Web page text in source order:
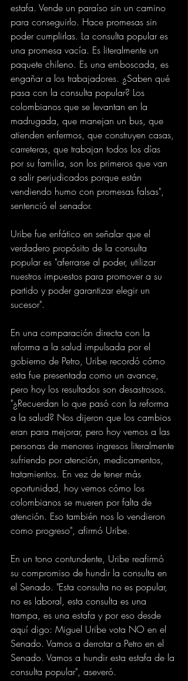
estafa. Vende un paraíso sin un camino
para conseguirlo. Hace promesas sin
poder cumplirlas. La consulta popular es
una promesa vacía. Es literalmente un
paquete chileno. Es una emboscada, es
engañar a los trabajadores. ¿Saben qué
pasa con la consulta popular? Los
colombianos que se levantan en la
madrugada, que manejan un bus, que
atienden enfermos, que construyen casas,
carreteras, que trabajan todos los días
por su familia, son los primeros que van
a salir perjudicados porque están
vendiendo humo con promesas falsas",
sentenció el senador.
Uribe fue enfático en señalar que el
verdadero propósito de la consulta
popular es "aferrarse al poder, utilizar
nuestros impuestos para promover a su
partido y poder garantizar elegir un
sucesor".
En una comparación directa con la
reforma a la salud impulsada por el
gobierno de Petro, Uribe recordó cómo
esta fue presentada como un avance,
pero hoy los resultados son desastrosos.
"¿Recuerdan lo que pasó con la reforma
a la salud? Nos dijeron que los cambios
eran para mejorar, pero hoy vemos a las
personas de menores ingresos literalmente
sufriendo por atención, medicamentos,
tratamientos. En vez de tener más
oportunidad, hoy vemos cómo los
colombianos se mueren por falta de
atención. Eso también nos lo vendieron
como progreso", afirmó Uribe.
En un tono contundente, Uribe reafirmó
su compromiso de hundir la consulta en
el Senado. "Esta consulta no es popular,
no es laboral, esta consulta es una
trampa, es una estafa y por eso desde
aquí digo: Miguel Uribe vota NO en el
Senado. Vamos a derrotar a Petro en el
Senado. Vamos a hundir esta estafa de la
consulta popular", aseveró.